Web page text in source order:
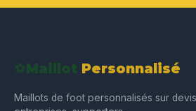
⚽Maillot Personnalisé
Maillots de foot personnalisés sur